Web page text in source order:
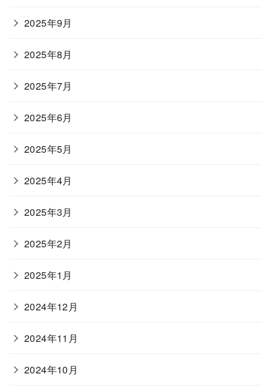
2025年9月
2025年8月
2025年7月
2025年6月
2025年5月
2025年4月
2025年3月
2025年2月
2025年1月
2024年12月
2024年11月
2024年10月